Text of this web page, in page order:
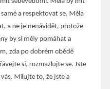
a respektovat se. Měla
a ne je nenávidět, protože
by si měly pomáhat a
zda po dobrém obědě
si, rozmazlujte se. Jste
Milujte to, že jste a